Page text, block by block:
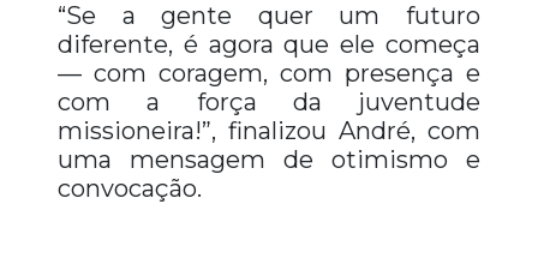
“Se a gente quer um futuro
diferente, é agora que ele começa
— com coragem, com presença e
com a força da juventude
missioneira!”, finalizou André, com
uma mensagem de otimismo e
convocação.